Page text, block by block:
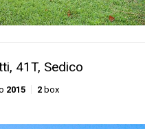
41T, Sedico
2015 2 box